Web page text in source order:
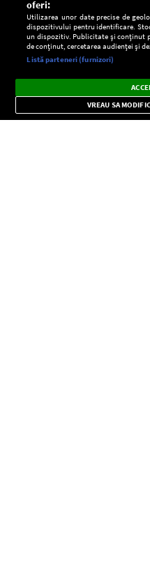
Setări:
Dark
Mode
Radio live, podcasturi,
importante.
oferi:
Utilizarea unor date precise de
dispozitivului pentru identificare.
un dispozitiv. Publicitate și conținut
de conținut, cercetarea audienței și
Listă parteneri (furnizori)
VREAU SA